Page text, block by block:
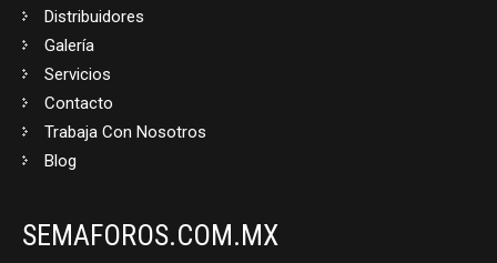
Distribuidores
Galería
Servicios
Contacto
Trabaja Con Nosotros
Blog
SEMAFOROS.COM.MX